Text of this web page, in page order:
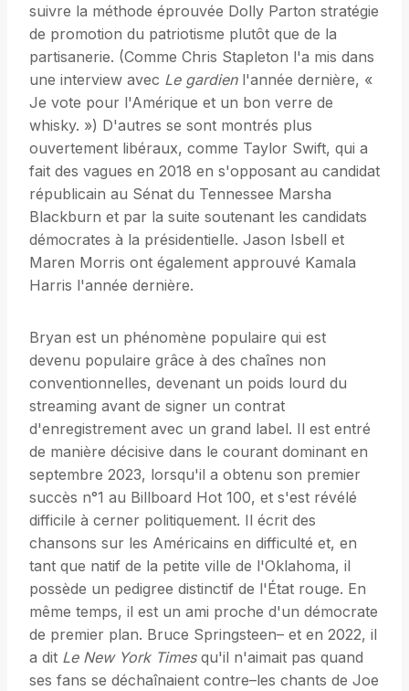
suivre la méthode éprouvée Dolly Parton stratégie
de promotion du patriotisme plutôt que de la
partisanerie. (Comme Chris Stapleton l'a mis dans
une interview avec Le gardienl'année dernière, «
Je vote pour l'Amérique et un bon verre de
whisky. ») D'autres se sont montrés plus
ouvertement libéraux, comme Taylor Swift, qui a
fait des vagues en 2018 en s'opposant au candidat
républicain au Sénat du Tennessee Marsha
Blackburn et par la suite soutenant les candidats
démocrates à la présidentielle. Jason Isbell et
Maren Morris ont également approuvé Kamala
Harris l'année dernière.
Bryan est un phénomène populaire qui est
devenu populaire grâce à des chaînes non
conventionnelles, devenant un poids lourd du
streaming avant de signer un contrat
d'enregistrement avec un grand label. Il est entré
de manière décisive dans le courant dominant en
septembre 2023, lorsqu'il a obtenu son premier
succès n°1 au Billboard Hot 100, et s'est révélé
difficile à cerner politiquement. Il écrit des
chansons sur les Américains en difficulté et, en
tant que natif de la petite ville de l'Oklahoma, il
possède un pedigree distinctif de l'État rouge. En
même temps, il est un ami proche d'un démocrate
de premier plan. Bruce Springsteen– et en 2022, il
a dit Le New York Timesqu'il n'aimait pas quand
ses fans se déchaînaient contre–les chants de Joe